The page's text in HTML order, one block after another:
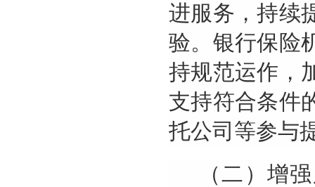
进服务，持续
验。银行保险
持规范运作，
支持符合条件
托公司等参与
（二）增